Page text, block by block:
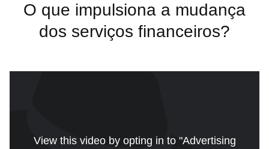
O que impulsiona a mudança
dos serviços financeiros?
View this video by opting in to "Advertising